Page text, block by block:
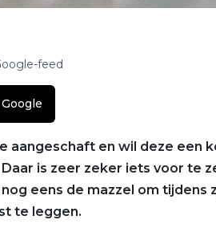
feed
aangeschaft en wil deze een
is zeer zeker iets voor te
eens de mazzel om tijdens
te leggen.